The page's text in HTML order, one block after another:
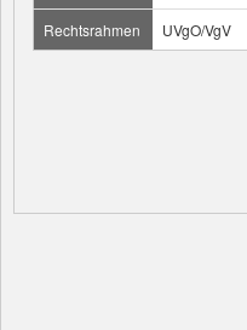
Rechtsrahmen
UVgO/VgV